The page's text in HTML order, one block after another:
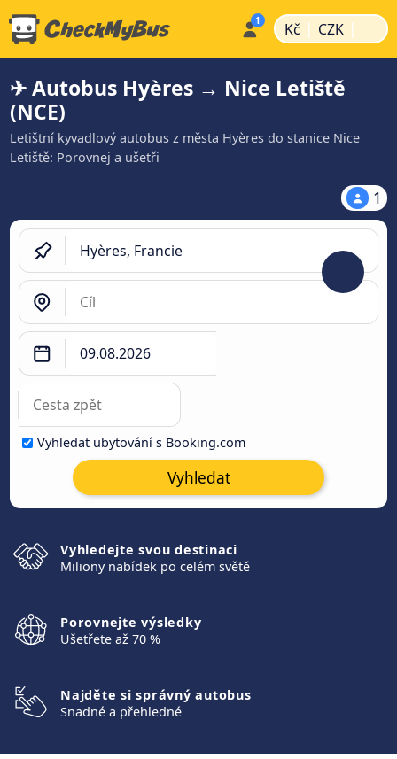
Kč | CZK |
✈ Autobus Hyères → Nice Letiště
(NCE)
Letištní kyvadlový autobus z města Hyères do stanice Nice
Letiště: Porovnej a ušetři
1
Vyhledat ubytování s Booking.com
Vyhledat
Vyhledejte svou destinaci
Miliony nabídek po celém světě
Porovnejte výsledky
Ušetřete až 70 %
Najděte si správný autobus
Snadné a přehledné